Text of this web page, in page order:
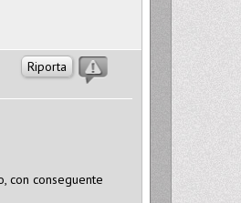
Riporta
con conseguente